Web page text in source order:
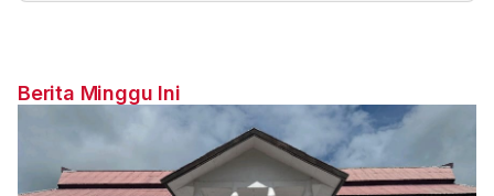
Berita Minggu Ini